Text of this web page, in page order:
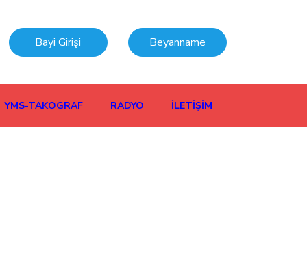
Bayi Girişi Beyanname
YMS-TAKOGRAF RADYO İLETİŞİM